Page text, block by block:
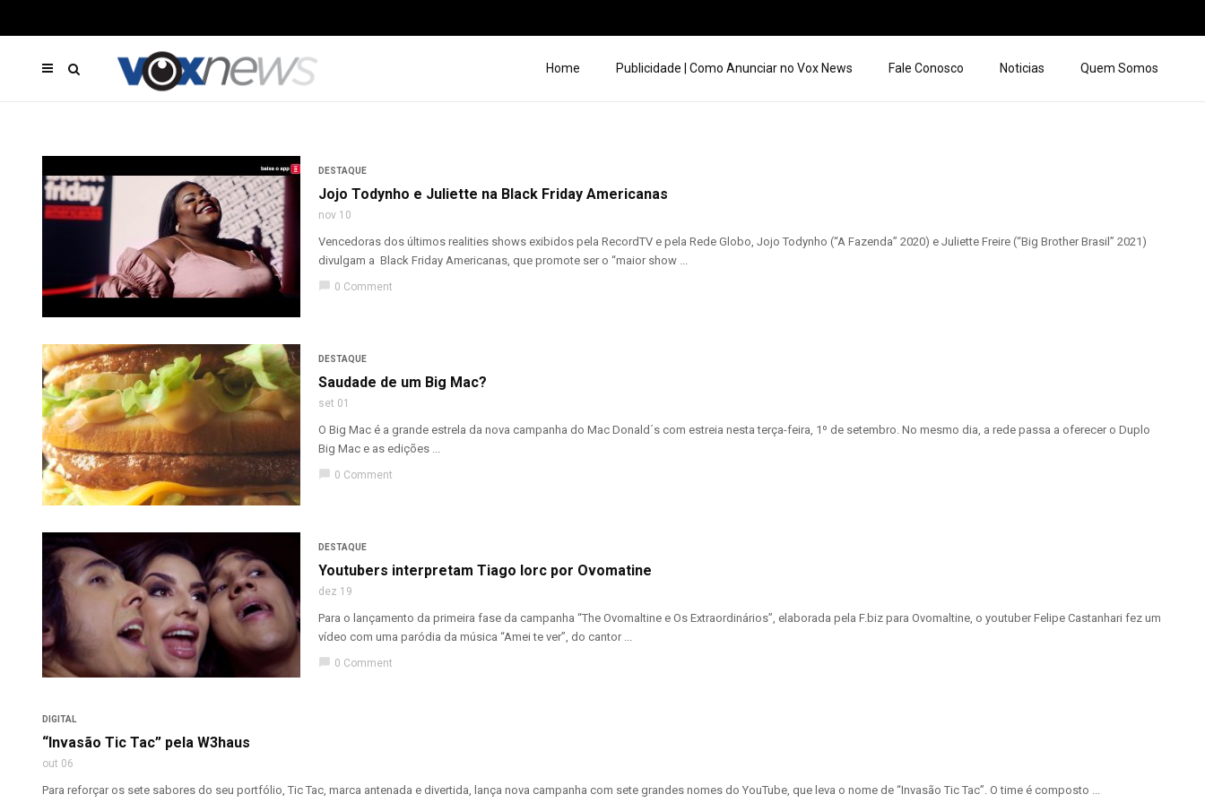
Home Publicidade | Como Anunciar no Vox News Fale Conosco Noticias Quem Somos
DESTAQUE
Jojo Todynho e Juliette na Black Friday Americanas
nov 10
Vencedoras dos últimos realities shows exibidos pela RecordTV e pela Rede Globo, Jojo Todynho (“A Fazenda” 2020) e Juliette Freire (“Big Brother Brasil” 2021)
divulgam a Black Friday Americanas, que promote ser o “maior show ...
chat_bubble 0 Comment
DESTAQUE
Saudade de um Big Mac?
set 01
O Big Mac é a grande estrela da nova campanha do Mac Donald´s com estreia nesta terça-feira, 1º de setembro. No mesmo dia, a rede passa a oferecer o Duplo
Big Mac e as edições ...
chat_bubble 0 Comment
DESTAQUE
Youtubers interpretam Tiago Iorc por Ovomatine
dez 19
Para o lançamento da primeira fase da campanha “The Ovomaltine e Os Extraordinários”, elaborada pela F.biz para Ovomaltine, o youtuber Felipe Castanhari fez um
vídeo com uma paródia da música “Amei te ver”, do cantor ...
chat_bubble 0 Comment
DIGITAL
“Invasão Tic Tac” pela W3haus
out 06
Para reforçar os sete sabores do seu portfólio, Tic Tac, marca antenada e divertida, lança nova campanha com sete grandes nomes do YouTube, que leva o nome de “Invasão Tic Tac”. O time é composto ...